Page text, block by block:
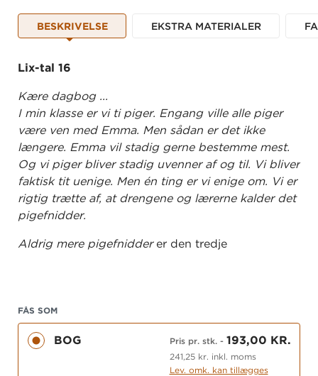
BESKRIVELSE EKSTRA MATERIALER
Lix-tal 16
Kære dagbog ...
I min klasse er vi ti piger. Engang ville alle piger
være ven med Emma. Men sådan er det ikke
længere. Emma vil stadig gerne bestemme mest.
Og vi piger bliver stadig uvenner af og til. Vi bliver
faktisk tit uenige. Men én ting er vi enige om. Vi er
rigtig trætte af, at drengene og lærerne kalder det
pigefnidder.
Aldrig mere pigefnidder er den tredje
konfliktløsning i skolen og fritiden.
Find gratis læseforståelsesopgaver under fanen
”Ekstramaterialer” nedenfor.
FÅS SOM
BOG Pris pr. stk.- 193,00 KR.
241,25 kr. inkl. moms
Lev. omk. kan tillægges